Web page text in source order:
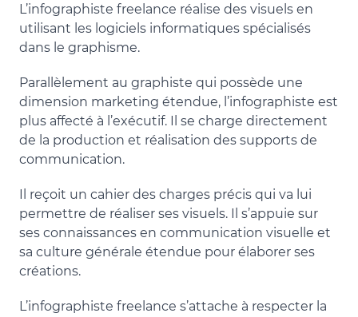
L’infographiste freelance réalise des visuels en
utilisant les logiciels informatiques spécialisés
dans le graphisme.
Parallèlement au graphiste qui possède une
dimension marketing étendue, l’infographiste est
plus affecté à l’exécutif. Il se charge directement
de la production et réalisation des supports de
communication.
Il reçoit un cahier des charges précis qui va lui
permettre de réaliser ses visuels. Il s’appuie sur
ses connaissances en communication visuelle et
sa culture générale étendue pour élaborer ses
créations.
L’infographiste freelance s’attache à respecter la